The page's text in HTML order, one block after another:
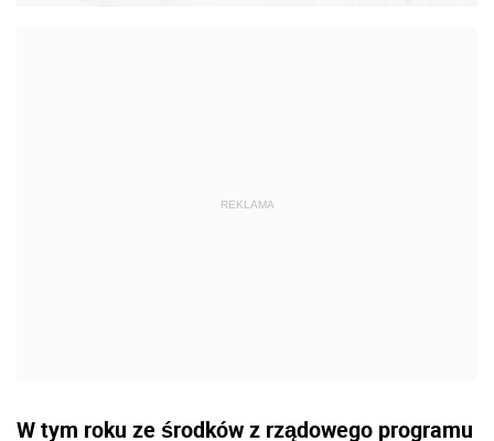
W tym roku ze środków z rządowego programu